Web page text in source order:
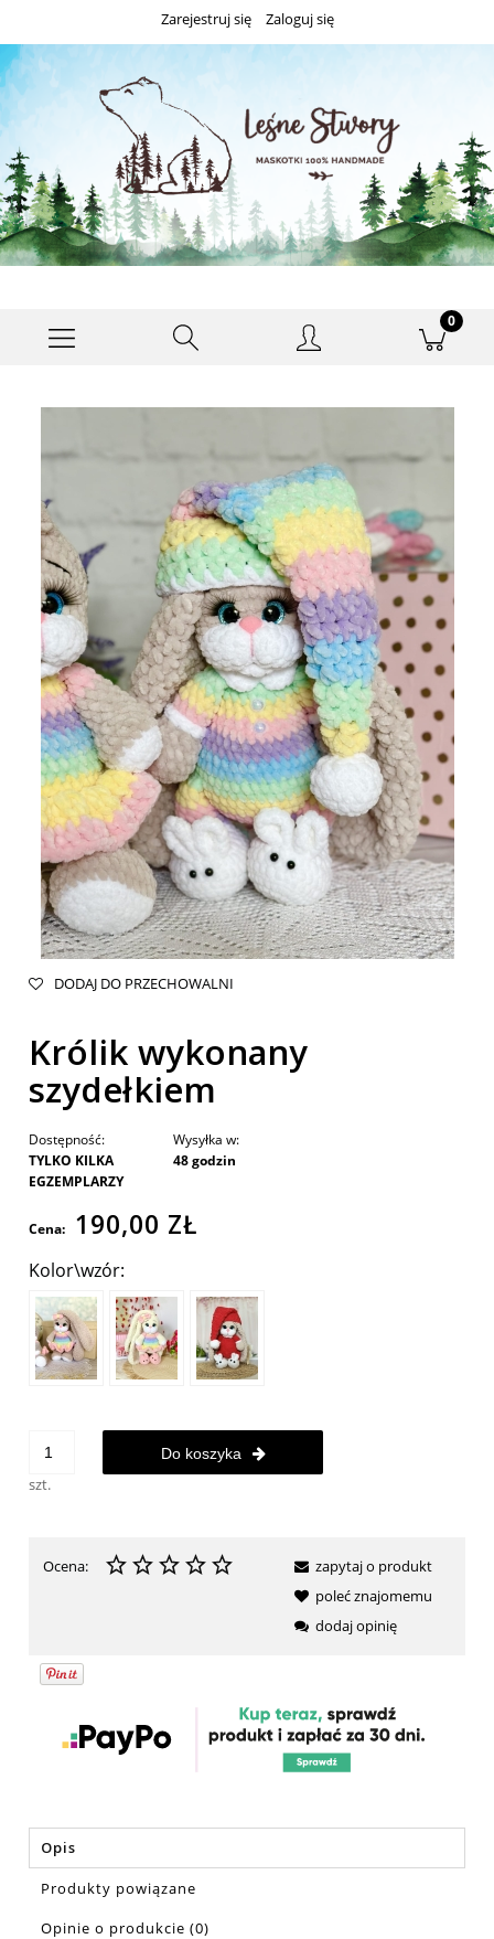
Zarejestruj się Zaloguj się
DODAJ DO PRZECHOWALNI
Królik wykonany
szydełkiem
Dostępność:
TYLKO KILKA
EGZEMPLARZY
Wysyłka w:
48 godzin
Cena: 190,00 ZŁ
Kolor\wzór:
szt.
Do koszyka
Ocena:
zapytaj o produkt
poleć znajomemu
dodaj opinię
Opis
Produkty powiązane
Opinie o produkcie (0)